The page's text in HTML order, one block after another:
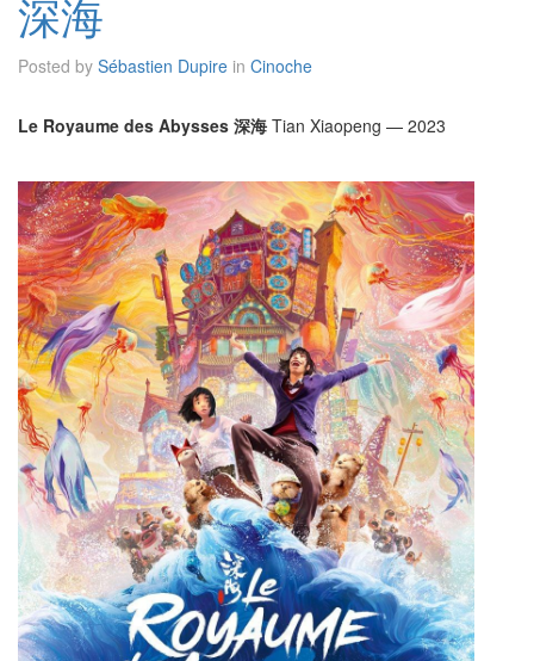
深海
Posted by Sébastien Dupire in Cinoche
Le Royaume des Abysses 深海 Tian Xiaopeng — 2023